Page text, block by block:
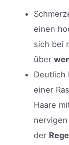
einen
sich bei
über
Deutlich
einer
Haare
der